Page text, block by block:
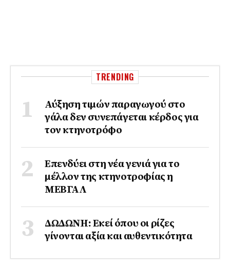
TRENDING
Αύξηση τιμών παραγωγού στο
γάλα δεν συνεπάγεται κέρδος για
τον κτηνοτρόφο
Επενδύει στη νέα γενιά για το
μέλλον της κτηνοτροφίας η
ΜΕΒΓΑΛ
ΔΩΔΩΝΗ: Εκεί όπου οι ρίζες
γίνονται αξία και αυθεντικότητα